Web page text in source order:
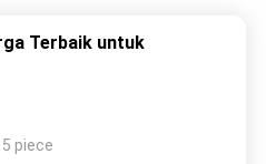
Terbaik untuk
5 piece